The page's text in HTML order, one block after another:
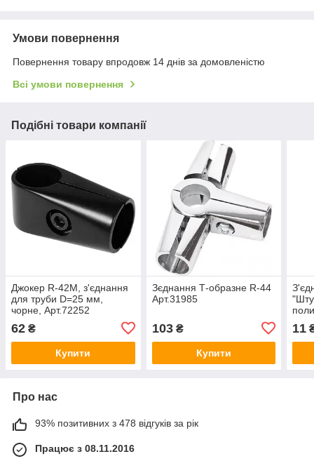
Умови повернення
Повернення товару впродовж 14 днів за домовленістю
Всі умови повернення
Подібні товари компанії
Джокер R-42М, з'єднання
для труби D=25 мм,
чорне, Арт.72252
62 ₴
Купити
Зєднання Т-образне R-44
Арт.31985
103₴
Купити
11
Про нас
93% позитивних з 478 відгуків за рік
Працює з 08.11.2016